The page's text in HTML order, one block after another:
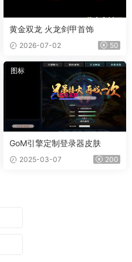
黄金双龙 火龙剑甲首饰
2026-07-02 50
图标
GoM引擎定制登录器皮肤
2025-03-07 200